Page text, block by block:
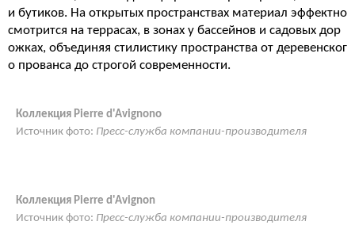
и бутиков. На открытых пространствах материал эффектно
смотрится на террасах, в зонах у бассейнов и садовых дор
ожках, объединяя стилистику пространства от деревенског
о прованса до строгой современности.
Коллекция Pierre d'Avignono
Источник фото: Пресс-служба компании-производителя
Коллекция Pierre d'Avignon
Источник фото: Пресс-служба компании-производителя